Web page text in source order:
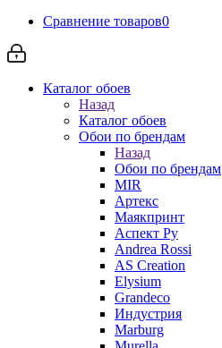
Сравнение товаров0
Каталог обоев
Назад
Каталог обоев
Обои по брендам
Назад
Обои по брендам
MIR
Артекс
Маякпринт
Аспект Ру
Andrea Rossi
AS Creation
Elysium
Grandeco
Индустрия
Marburg